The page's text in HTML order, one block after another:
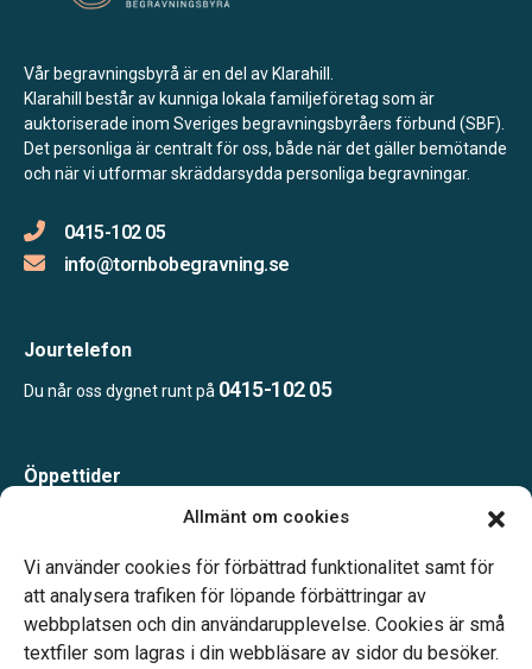
Allmänt om cookies
Vi använder cookies för förbättrad funktionalitet samt för
att analysera trafiken för löpande förbättringar av
webbplatsen och din användarupplevelse. Cookies är små
textfiler som lagras i din webbläsare av sidor du besöker.
Vår begravningsbyrå är en del av Klarahill.
Klarahill består av kunniga lokala familjeföretag som är
auktoriserade inom Sveriges begravningsbyråers förbund (SBF).
Det personliga är centralt för oss, både när det gäller bemötande
och när vi utformar skräddarsydda personliga begravningar.
0415-102 05
info@tornbobegravning.se
Jourtelefon
Du når oss dygnet runt på 0415-102 05
Öppettider
Måndag-Torsdag 09.00-15.00
Telefonjour dygnet runt.